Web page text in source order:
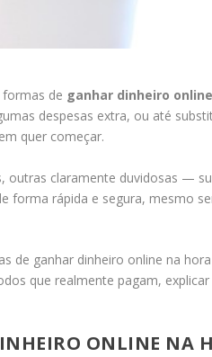
de ganhar dinheiro
despesas extra, ou até
quer começar.
claramente duvidosas —
forma rápida e segura, mesmo
de ganhar dinheiro online na
que realmente pagam,
ONLINE NA